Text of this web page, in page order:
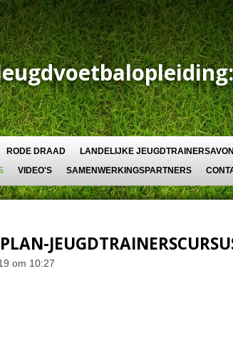
RODE DRAAD LANDELIJKE
VIDEO'S SAMENWERKINGSPARTNERS
om 10:27